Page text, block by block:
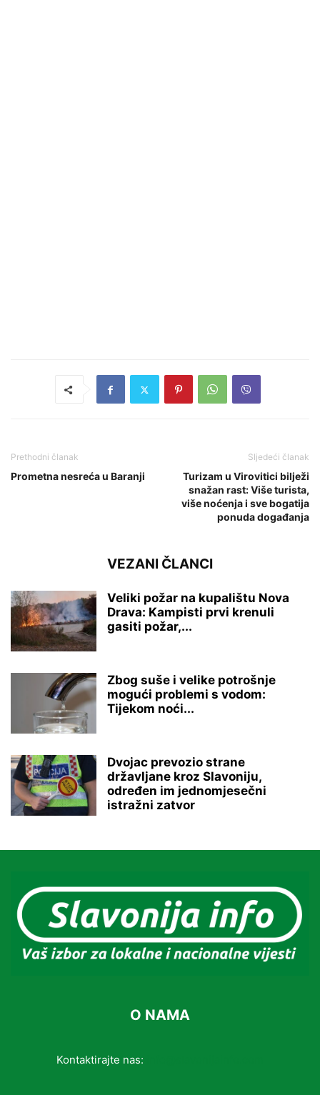
Prethodni članak
Prometna nesreća u Baranji
Sljedeći članak
Turizam u Virovitici bilježi
snažan rast: Više turista,
više noćenja i sve bogatija
ponuda događanja
VEZANI ČLANCI
Veliki požar na kupalištu Nova
Drava: Kampisti prvi krenuli
gasiti požar,...
Zbog suše i velike potrošnje
mogući problemi s vodom:
Tijekom noći...
Dvojac prevozio strane
državljane kroz Slavoniju,
određen im jednomjesečni
istražni zatvor
O NAMA
Kontaktirajte nas: